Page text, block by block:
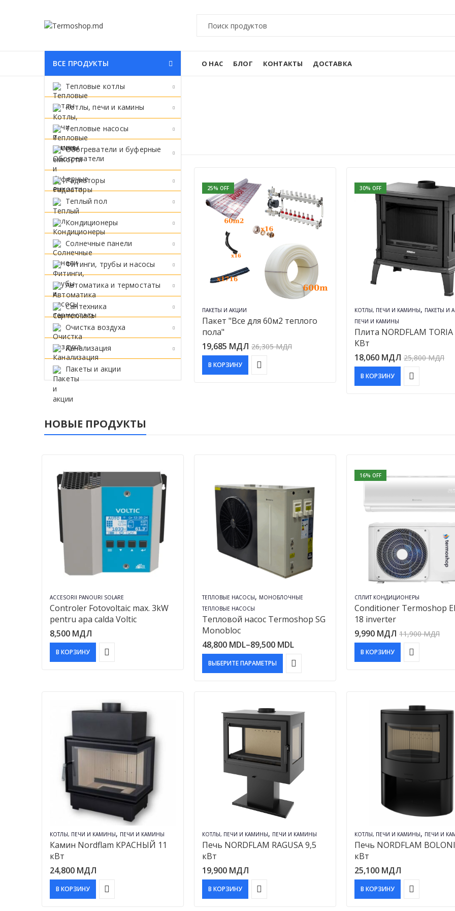
ВСЕ ПРОДУКТЫ
Тепловые котлы
Котлы, печи и камины
Тепловые насосы
Обогреватели и буферные
емкости
Радиаторы
Tеплый пол
Кондиционеры
Солнечные панели
Фитинги, трубы и насосы
Автоматика и термостаты
Сантехника
Очистка воздуха
Канализация
Пакеты и акции
О НАС БЛОГ КОНТАКТЫ ДОСТАВКА
ПАКЕТЫ И АКЦИИ
25% OFF
ПАКЕТЫ И АКЦИИ
Пакет "Все для 60м2 теплого
пола"
19,685 МДЛ 26,305МДЛ
В КОРЗИНУ
30% OFF
КОТЛЫ, ПЕЧИ И КАМИНЫ, ПАКЕТЫ И
ПЕЧИ И КАМИНЫ
Плита NORDFLAM TORIA
КВт
18,060 МДЛ 25,800МДЛ
В КОРЗИНУ
НОВЫЕ ПРОДУКТЫ
ACCESORII PANOURI SOLARE
Controler Fotovoltaic max. 3kW
pentru apa calda Voltic
8,500 МДЛ
В КОРЗИНУ
ТЕПЛОВЫЕ НАСОСЫ, МОНОБЛОЧНЫЕ
ТЕПЛОВЫЕ НАСОСЫ
Тепловой насос Termoshop SG
Monobloc
48,800 MDL–89,500 MDLДиапазон
48,800 MDL
ВЫБЕРИТЕ ПАРАМЕТРЫ
16% OFF
СПЛИТ КОНДИЦИОНЕРЫ
Conditioner Termoshop
18 inverter
9,990 МДЛ 11,900МДЛ
В КОРЗИНУ
КОТЛЫ, ПЕЧИ И КАМИНЫ, ПЕЧИ И КАМИНЫ
Камин Nordflam КРАСНЫЙ 11
кВт
24,800 МДЛ
В КОРЗИНУ
КОТЛЫ, ПЕЧИ И КАМИНЫ, ПЕЧИ И КАМИНЫ
Печь NORDFLAM RAGUSA 9,5
кВт
19,900 МДЛ
В КОРЗИНУ
КОТЛЫ, ПЕЧИ И КАМИНЫ, ПЕЧИ И
Печь NORDFLAM
кВт
25,100 МДЛ
В КОРЗИНУ